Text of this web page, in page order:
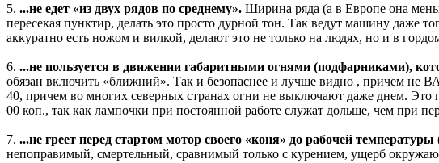
5. ...не едет «из двух рядов по среднему». Ширина ряда (а в Европе она
пересекая пунктир, делать это просто дурной тон. Так ведут машину даже
аккуратно есть ножом и вилкой, делают это не только на людях, но и в
6. ...не пользуется в движении габаритными огнями (подфарниками),
обязан включить «ближний». Так и безопаснее и лучше видно , причем не
40, причем во многих северных странах огни не выключают даже днем.
00 коп., так как лампочки при постоянной работе служат дольше, чем при
7. ...не греет перед стартом мотор своего «коня» до рабочей температуры
непоправимый, смертельный, сравнимый только с курением, ущерб